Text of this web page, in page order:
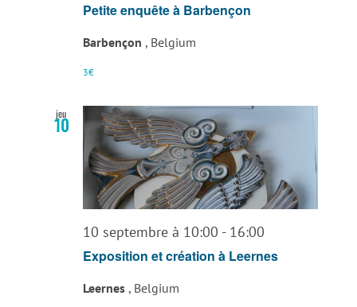
Petite enquête à Barbençon
Barbençon , Belgium
3€
jeu
10
10 septembre à 10:00 - 16:00
Exposition et création à Leernes
Leernes , Belgium